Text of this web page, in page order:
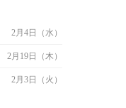
2月4日（水）
2月19日（木）
2月3日（火）